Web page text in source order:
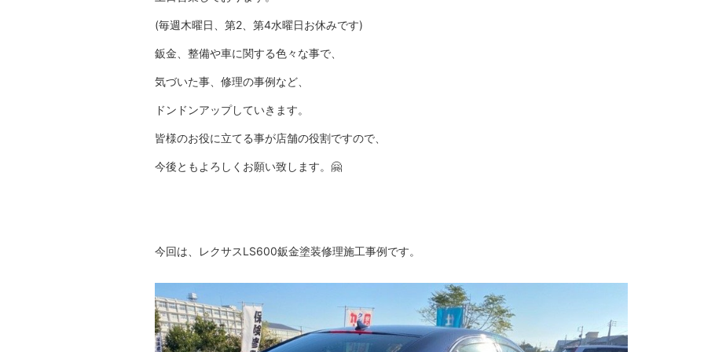
(毎週木曜日、第2、第4水曜日お休みです)
鈑金、整備や車に関する色々な事で、
気づいた事、修理の事例など、
ドンドンアップしていきます。
皆様のお役に立てる事が店舗の役割ですので、
今後ともよろしくお願い致します。🤗
今回は、レクサスLS600鈑金塗装修理施工事例です。